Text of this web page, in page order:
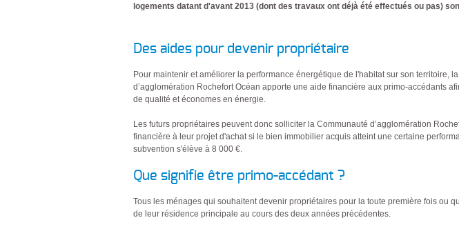
logements datant d'avant 2013 (dont des travaux ont déjà été effectués ou pas)
Des aides pour devenir propriétaire
Pour maintenir et améliorer la performance énergétique de l'habitat sur son territoire,
d’agglomération Rochefort Océan apporte une aide financière aux primo-accédants
de qualité et économes en énergie.
Les futurs propriétaires peuvent donc solliciter la Communauté d’agglomération
financière à leur projet d'achat si le bien immobilier acquis atteint une certaine
subvention s'élève à 8 000 €.
Que signifie être primo-accédant ?
Tous les ménages qui souhaitent devenir propriétaires pour la toute première fois ou
de leur résidence principale au cours des deux années précédentes.